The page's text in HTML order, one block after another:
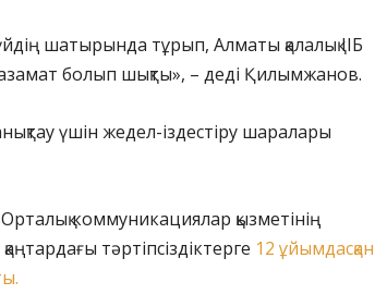
шатырында тұрып, Алматы қалалық ІІБ
азамат болып шықты», – деді Қилымжанов.
үшін жедел-іздестіру шаралары
коммуникациялар қызметінің
тәртіпсіздіктерге 12 ұйымдасқан